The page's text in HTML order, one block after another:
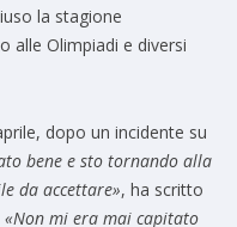
la stagione
alle Olimpiadi e diversi
dopo un incidente su
bene e sto tornando alla
da accettare», ha scritto
«Non mi era mai capitato